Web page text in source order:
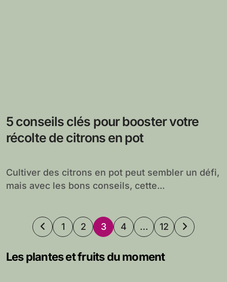
5 conseils clés pour booster votre
récolte de citrons en pot
Cultiver des citrons en pot peut sembler un défi,
mais avec les bons conseils, cette...
Pagination
des
1 2 3 4 … 12
Les plantes et fruits du moment